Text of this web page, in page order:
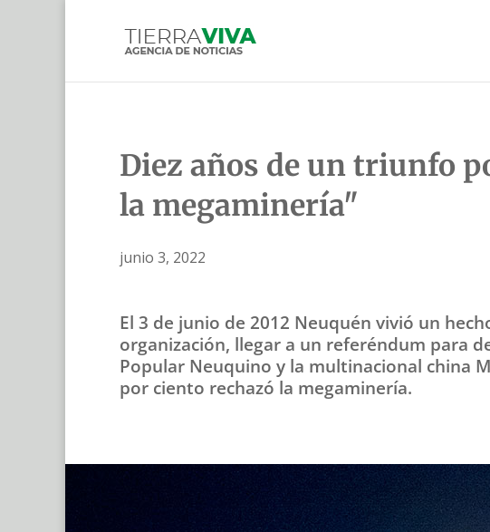
Diez años de un triunfo
la megaminería"
junio 3, 2022
El 3 de junio de 2012 Neuquén vivió un
organización, llegar a un referéndum para
Popular Neuquino y la multinacional china
por ciento rechazó la megaminería.